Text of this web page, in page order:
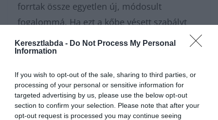
Keresztlabda - Do Not Process My Personal
Information
If you wish to opt-out of the sale, sharing to third parties, or
processing of your personal or sensitive information for
targeted advertising by us, please use the below opt-out
section to confirm your selection. Please note that after your
opt-out request is processed you may continue seeing
forrtak össze egyetlen új, módosult
fogalommá. Ha ezt a kőbe vésett szabályt
felidézed magadban, az egybeírt, hamis
opció azonnal darabjaira hullik a szemed
ezt a nyelvi vitát, és magabiztosan bökj a
nyertes formára?